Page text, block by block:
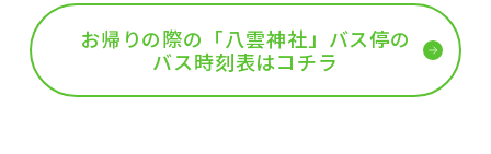
お帰りの際の「八雲神社」バス停の
バス時刻表はコチラ